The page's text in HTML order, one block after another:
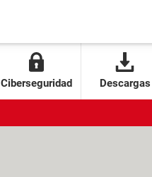
Ciberseguridad Descargas